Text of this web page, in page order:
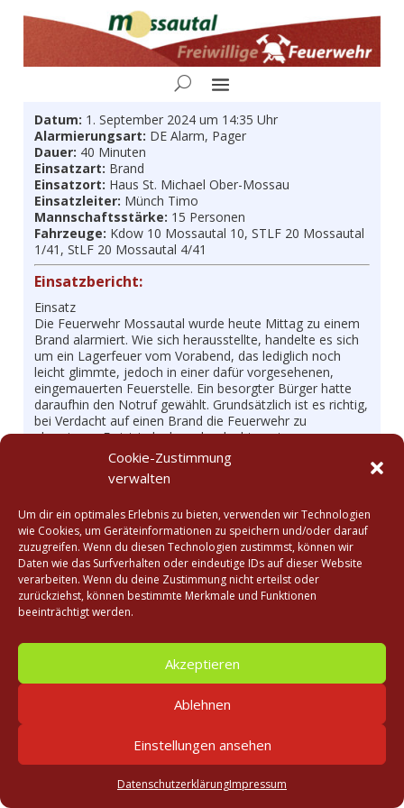
Cookie-Zustimmung
verwalten
Um dir ein optimales Erlebnis zu bieten, verwenden wir Technologien
wie Cookies, um Geräteinformationen zu speichern und/oder darauf
zuzugreifen. Wenn du diesen Technologien zustimmst, können wir
Daten wie das Surfverhalten oder eindeutige IDs auf dieser Website
verarbeiten. Wenn du deine Zustimmung nicht erteilst oder
zurückziehst, können bestimmte Merkmale und Funktionen
beeinträchtigt werden.
Akzeptieren
Ablehnen
Einstellungen ansehen
DatenschutzerklärungImpressum
Datum: 1. September 2024 um 14:35 Uhr
Alarmierungsart: DE Alarm, Pager
Dauer: 40 Minuten
Einsatzart: Brand
Einsatzort: Haus St. Michael Ober-Mossau
Einsatzleiter: Münch Timo
Mannschaftsstärke: 15 Personen
Fahrzeuge: Kdow 10 Mossautal 10, STLF 20 Mossautal
1/41, StLF 20 Mossautal 4/41
Einsatzbericht:
Einsatz
Die Feuerwehr Mossautal wurde heute Mittag zu einem
Brand alarmiert. Wie sich herausstellte, handelte es sich
um ein Lagerfeuer vom Vorabend, das lediglich noch
leicht glimmte, jedoch in einer dafür vorgesehenen,
eingemauerten Feuerstelle. Ein besorgter Bürger hatte
daraufhin den Notruf gewählt. Grundsätzlich ist es richtig,
bei Verdacht auf einen Brand die Feuerwehr zu
alarmieren. Es ist jedoch auch erlaubt, erste
Löschversuche zu unternehmen, wenn keine Gefahr für
die eigene Sicherheit besteht. In diesem Fall wurde das
Feuer schließlich mit einem Eimer Wasser abgelöscht.
Zurück
Datenschutz Impressum